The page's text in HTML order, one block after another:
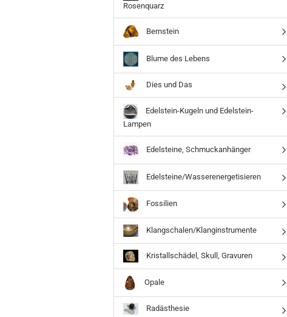
Rosenquarz
Bernstein
Blume des Lebens
Dies und Das
Edelstein-Kugeln und Edelstein-
Lampen
Edelsteine, Schmuckanhänger
Edelsteine/Wasserenergetisieren
Fossilien
Klangschalen/Klanginstrumente
Kristallschädel, Skull, Gravuren
Opale
Radästhesie